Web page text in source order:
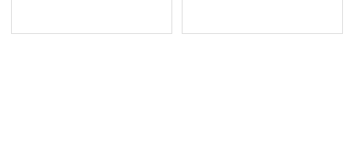
količina
SmokeEX